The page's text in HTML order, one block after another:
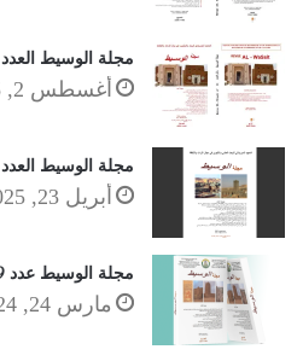
مجلة الوسيط العدد 21 ـ 2023
أغسطس 2, 2025
مجلة الوسيط العدد 20-2022
أبريل 23, 2025
مجلة الوسيط عدد 19 2021
مارس 24, 2024